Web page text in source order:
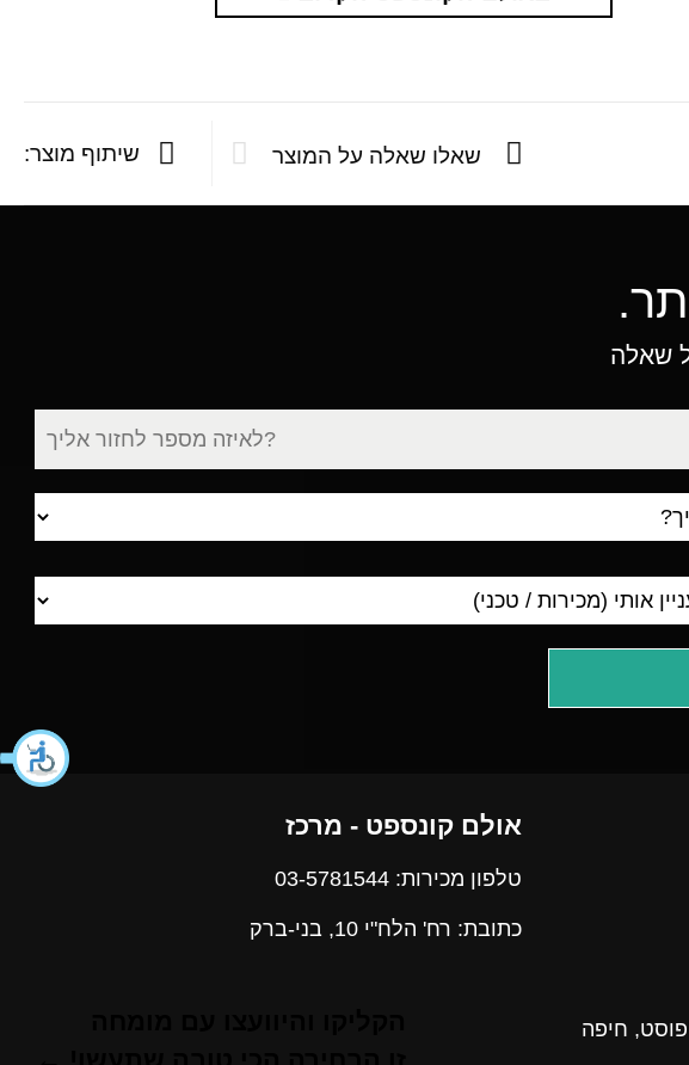
שאלו שאלה על המוצר שיתוף מוצר:
שאלה
9, ת.ד. 25042, צ'ק פוסט, חיפה
אולם קונספט - מרכז
טלפון מכירות: 03-5781544
כתובת: רח' הלח"י 10, בני-ברק